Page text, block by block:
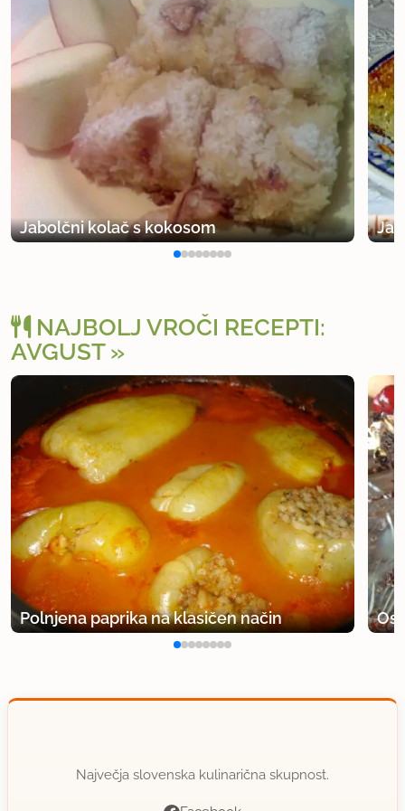
Jabolčni kolač s kokosom
NAJBOLJ VROČI RECEPTI:
AVGUST
Polnjena paprika na klasičen način
Največja slovenska kulinarična skupnost.